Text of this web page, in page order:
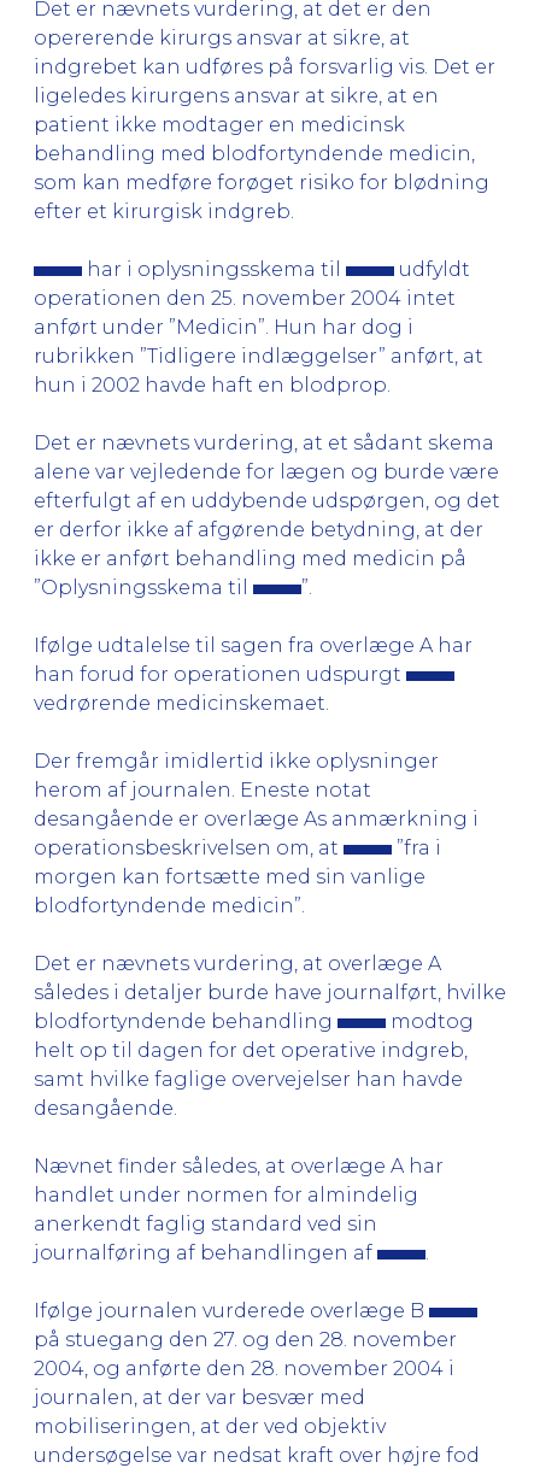
Det er nævnets vurdering, at det er den
opererende kirurgs ansvar at sikre, at
indgrebet kan udføres på forsvarlig vis. Det er
ligeledes kirurgens ansvar at sikre, at en
patient ikke modtager en medicinsk
behandling med blodfortyndende medicin,
som kan medføre forøget risiko for blødning
efter et kirurgisk indgreb.
har i oplysningsskema til
udfyldt
operationen den 25. november 2004 intet
anført under ”Medicin”. Hun har dog i
rubrikken ”Tidligere indlæggelser” anført, at
hun i 2002 havde haft en blodprop.
Det er nævnets vurdering, at et sådant skema
alene var vejledende for lægen og burde være
efterfulgt af en uddybende udspørgen, og det
er derfor ikke af afgørende betydning, at der
ikke er anført behandling med medicin på
”Oplysningsskema til
”.
Ifølge udtalelse til sagen fra overlæge A har
han forud for operationen udspurgt
vedrørende medicinskemaet.
Der fremgår imidlertid ikke oplysninger
herom af journalen. Eneste notat
desangående er overlæge As anmærkning i
operationsbeskrivelsen om, at
”fra i
morgen kan fortsætte med sin vanlige
blodfortyndende medicin”.
Det er nævnets vurdering, at overlæge A
således i detaljer burde have journalført, hvilke
blodfortyndende behandling
modtog
helt op til dagen for det operative indgreb,
samt hvilke faglige overvejelser han havde
desangående.
Nævnet finder således, at overlæge A har
handlet under normen for almindelig
anerkendt faglig standard ved sin
journalføring af behandlingen af
Ifølge journalen vurderede overlæge B
på stuegang den 27. og den 28. november
2004, og anførte den 28. november 2004 i
journalen, at der var besvær med
mobiliseringen, at der ved objektiv
undersøgelse var nedsat kraft over højre fod